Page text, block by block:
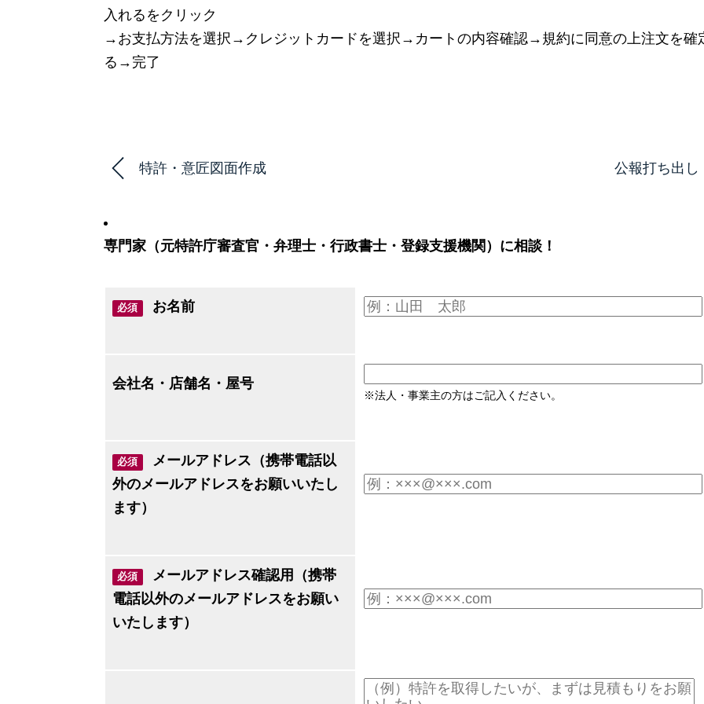
入れるをクリック
→お支払方法を選択→クレジットカードを選択→カートの内容確認→規約に同意の上注文を確
る→完了
特許・意匠図面作成 公報打ち出し
専門家（元特許庁審査官・弁理士・行政書士・登録支援機関）に相談！
必須 お名前
会社名・店舗名・屋号
※法人・事業主の方はご記入ください。
必須
メールアドレス（携帯電話以
外のメールアドレスをお願いいたし
ます）
必須
メールアドレス確認用（携帯
電話以外のメールアドレスをお願い
いたします）